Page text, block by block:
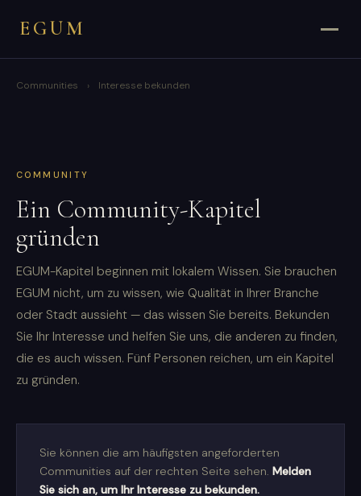
EGUM
Communities › Interesse bekunden
COMMUNITY
Ein Community-Kapitel
gründen
EGUM-Kapitel beginnen mit lokalem Wissen. Sie brauchen
EGUM nicht, um zu wissen, wie Qualität in Ihrer Branche
oder Stadt aussieht — das wissen Sie bereits. Bekunden
Sie Ihr Interesse und helfen Sie uns, die anderen zu finden,
die es auch wissen. Fünf Personen reichen, um ein Kapitel
zu gründen.
Sie können die am häufigsten angeforderten
Communities auf der rechten Seite sehen. Melden
Sie sich an, um Ihr Interesse zu bekunden.